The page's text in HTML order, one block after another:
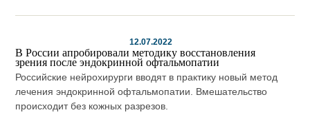
12.07.2022
В России апробировали методику восстановления
зрения после эндокринной офтальмопатии
Российские нейрохирурги вводят в практику новый метод
лечения эндокринной офтальмопатии. Вмешательство
происходит без кожных разрезов.